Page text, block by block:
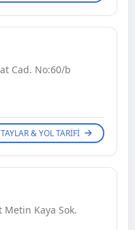
Cad. No:60/b
& YOL TARIFI
Metin Kaya Sok.